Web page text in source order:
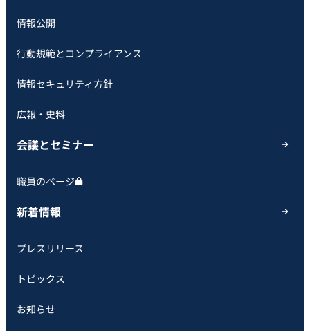
情報公開
行動規範とコンプライアンス
情報セキュリティ方針
広報・史料
会議とセミナー
職員のページ
新着情報
プレスリリース
トピックス
お知らせ